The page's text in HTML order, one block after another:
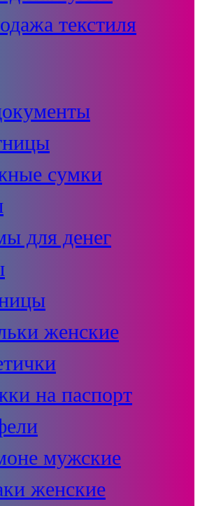
текстиля
сумки
для денег
женские
на паспорт
мужские
женские